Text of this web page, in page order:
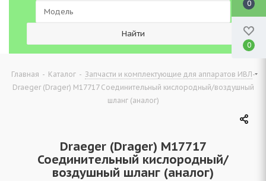
Главная - Каталог - Запчасти и комплектующие для аппаратов ИВЛ-
Draeger (Drager) M17717 Соединительный кислородный/воздушный
шланг (аналог)
Draeger (Drager) M17717
Соединительный кислородный/
воздушный шланг (аналог)
0
0